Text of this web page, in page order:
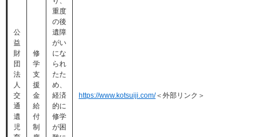
公
益
財
団
法
人
交
通
遺
児
修
学
支
援
金
給
付
制
重度
の後
遺障
がい
にな
られ
たた
め、
経済
的に
修学
が困
https://www.kotsuiji.com/＜外部リンク＞